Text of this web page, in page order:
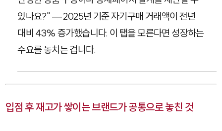
있나요?" — 2025년 기준 자기구매 거래액이 전년
대비 43% 증가했습니다. 이 탭을 모른다면 성장하는
수요를 놓치는 겁니다.
입점 후 재고가 쌓이는 브랜드가 공통으로 놓친 것